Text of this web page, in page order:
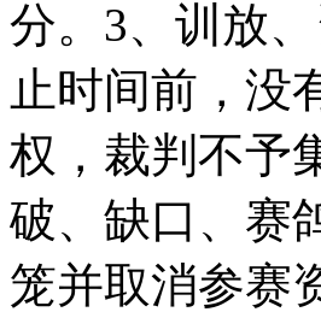
分。3、训放
止时间前，没
权，裁判不予
破、缺口、赛
笼并取消参赛